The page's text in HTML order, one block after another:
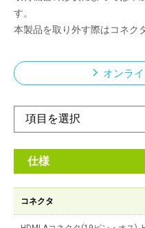
す。
本製品を取り外す際はコネク
オンラ
仕様
コネクタ